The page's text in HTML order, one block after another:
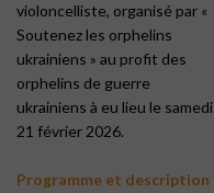
violoncelliste, organisé par «
Soutenez les orphelins
ukrainiens » au profit des
orphelins de guerre
ukrainiens à eu lieu le samedi
21 février 2026.
Programme et description